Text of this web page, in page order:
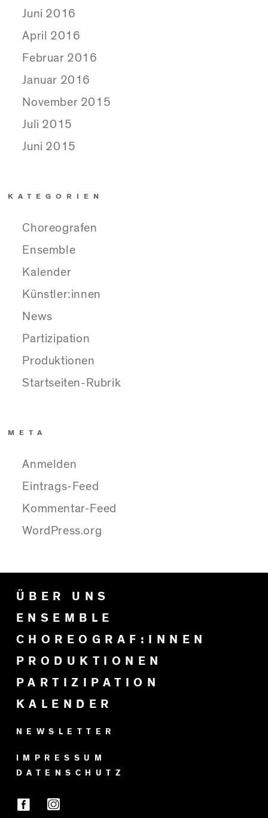
Juni 2016
April 2016
Februar 2016
Januar 2016
November 2015
Juli 2015
Juni 2015
KATEGORIEN
Choreografen
Ensemble
Kalender
Künstler:innen
News
Partizipation
Produktionen
Startseiten-Rubrik
META
Anmelden
Eintrags-Feed
Kommentar-Feed
WordPress.org
ÜBER UNS
ENSEMBLE
CHOREOGRAF:INNEN
PRODUKTIONEN
PARTIZIPATION
KALENDER
NEWSLETTER
IMPRESSUM
DATENSCHUTZ